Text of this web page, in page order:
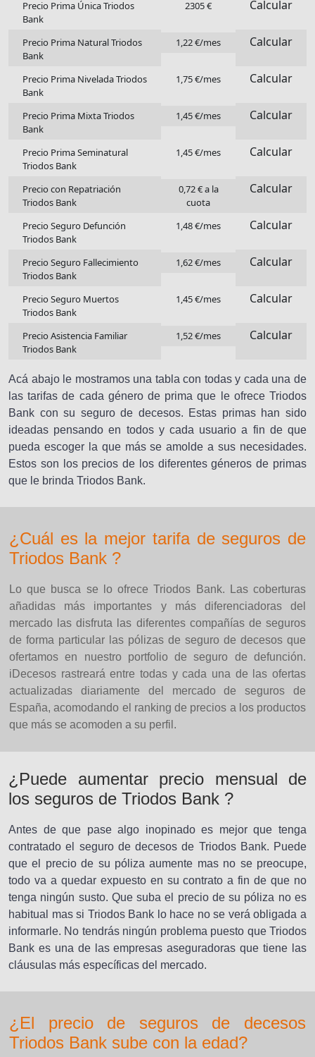
Precio Prima Única Triodos
Bank
2305 € Calcular
Precio Prima Natural Triodos
Bank
1,22 €/mes Calcular
Precio Prima Nivelada Triodos
Bank
1,75 €/mes Calcular
Precio Prima Mixta Triodos
Bank
1,45 €/mes Calcular
Precio Prima Seminatural
Triodos Bank
1,45 €/mes Calcular
Precio con Repatriación
Triodos Bank
0,72 € a la
cuota
Calcular
Precio Seguro Defunción
Triodos Bank
1,48 €/mes Calcular
Precio Seguro Fallecimiento
Triodos Bank
1,62 €/mes Calcular
Precio Seguro Muertos
Triodos Bank
1,45 €/mes Calcular
Precio Asistencia Familiar
Triodos Bank
1,52 €/mes Calcular
Acá abajo le mostramos una tabla con todas y cada una de
las tarifas de cada género de prima que le ofrece Triodos
Bank con su seguro de decesos. Estas primas han sido
ideadas pensando en todos y cada usuario a fin de que
pueda escoger la que más se amolde a sus necesidades.
Estos son los precios de los diferentes géneros de primas
que le brinda Triodos Bank.
¿Cuál es la mejor tarifa de seguros de
Triodos Bank ?
Lo que busca se lo ofrece Triodos Bank. Las coberturas
añadidas más importantes y más diferenciadoras del
mercado las disfruta las diferentes compañías de seguros
de forma particular las pólizas de seguro de decesos que
ofertamos en nuestro portfolio de seguro de defunción.
iDecesos rastreará entre todas y cada una de las ofertas
actualizadas diariamente del mercado de seguros de
España, acomodando el ranking de precios a los productos
que más se acomoden a su perfil.
¿Puede aumentar precio mensual de
los seguros de Triodos Bank ?
Antes de que pase algo inopinado es mejor que tenga
contratado el seguro de decesos de Triodos Bank. Puede
que el precio de su póliza aumente mas no se preocupe,
todo va a quedar expuesto en su contrato a fin de que no
tenga ningún susto. Que suba el precio de su póliza no es
habitual mas si Triodos Bank lo hace no se verá obligada a
informarle. No tendrás ningún problema puesto que Triodos
Bank es una de las empresas aseguradoras que tiene las
cláusulas más específicas del mercado.
¿El precio de seguros de decesos
Triodos Bank sube con la edad?